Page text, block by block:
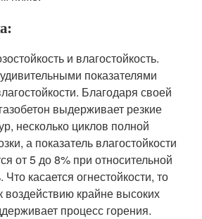
и влагостойкость.
показателями
Благодаря своей
выдерживает резкие
несколько циклов полной
а показатель влагостойкости
от 5 до 8% при относительной
касается огнестойкости, то
воздействию крайне высоких
процесс горения.